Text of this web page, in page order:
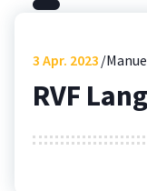
3 Apr. 2023
RVF